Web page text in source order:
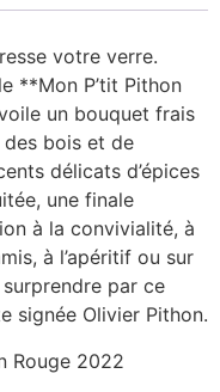
votre verre.
**Mon P’tit Pithon
un bouquet frais
bois et de
délicats d’épices
une finale
à la convivialité, à
à l’apéritif ou sur
par ce
signée Olivier Pithon.
Rouge 2022